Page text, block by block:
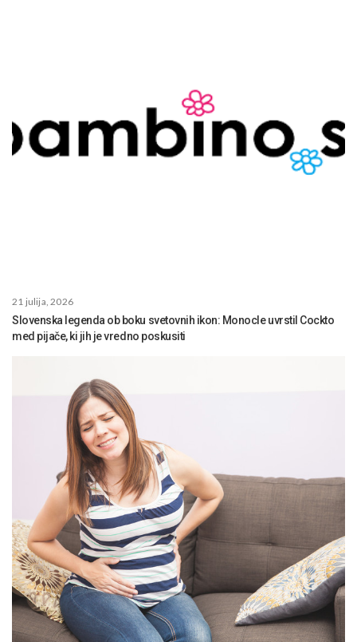
21 julija, 2026
Slovenska legenda ob boku svetovnih ikon: Monocle uvrstil Cockto
med pijače, ki jih je vredno poskusiti